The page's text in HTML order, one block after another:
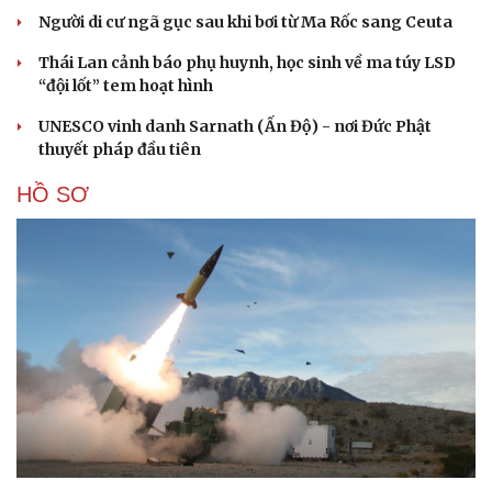
Người di cư ngã gục sau khi bơi từ Ma Rốc sang Ceuta
Thái Lan cảnh báo phụ huynh, học sinh về ma túy LSD
“đội lốt” tem hoạt hình
UNESCO vinh danh Sarnath (Ấn Độ) - nơi Đức Phật
thuyết pháp đầu tiên
HỒ SƠ